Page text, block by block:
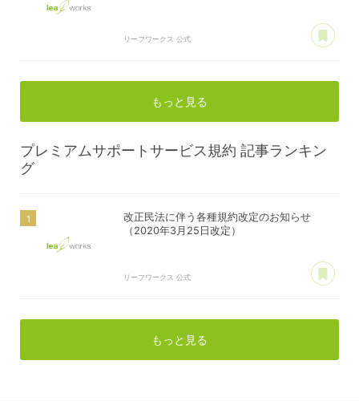
リーフワークス 公式
もっと見る
プレミアムサポートサービス規約 記事ランキン
グ
改正民法に伴う各種規約改定のお知らせ
（2020年3月25日改定）
リーフワークス 公式
もっと見る